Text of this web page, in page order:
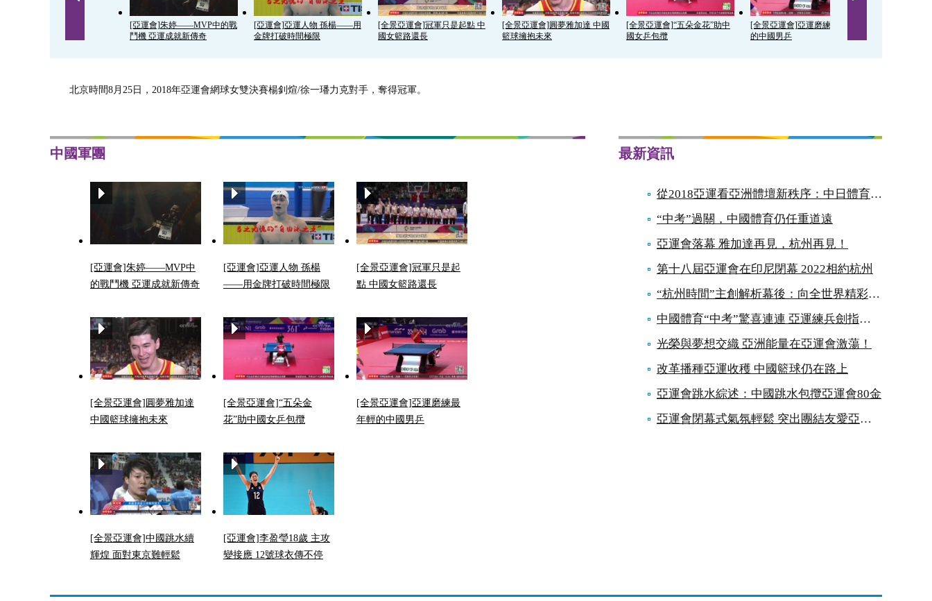
[亞運會]朱婷——MVP中的戰
鬥機 亞運成就新傳奇
[亞運會]亞運人物 孫楊——用
金牌打破時間極限
[全景亞運會]冠軍只是起點 中
國女籃路還長
[全景亞運會]圓夢雅加達 中國
籃球擁抱未來
[全景亞運會]“五朵金花”助中
國女乒包攬
[全景亞運會]亞運磨練最年輕
的中國男乒
北京時間8月25日，2018年亞運會網球女雙決賽楊釗煊/徐一璠力克對手，奪得冠軍。
中國軍團
[亞運會]朱婷——MVP中
的戰鬥機 亞運成就新傳奇
[亞運會]亞運人物 孫楊
——用金牌打破時間極限
[全景亞運會]冠軍只是起
點 中國女籃路還長
[全景亞運會]圓夢雅加達
中國籃球擁抱未來
[全景亞運會]“五朵金
花”助中國女乒包攬
[全景亞運會]亞運磨練最
年輕的中國男乒
[全景亞運會]中國跳水續
輝煌 面對東京難輕鬆
[亞運會]李盈瑩18歲 主攻
變接應 12號球衣傳不停
最新資訊
從2018亞運看亞洲體壇新秩序：中日體育對決開始
“中考”過關，中國體育仍任重道遠
亞運會落幕 雅加達再見，杭州再見！
第十八屆亞運會在印尼閉幕 2022相約杭州
“杭州時間”主創解析幕後：向全世界精彩告白
中國體育“中考”驚喜連連 亞運練兵劍指奧運
光榮與夢想交織 亞洲能量在亞運會激蕩！
改革播種亞運收穫 中國籃球仍在路上
亞運會跳水綜述：中國跳水包攬亞運會80金
亞運會閉幕式氣氛輕鬆 突出團結友愛亞運精神